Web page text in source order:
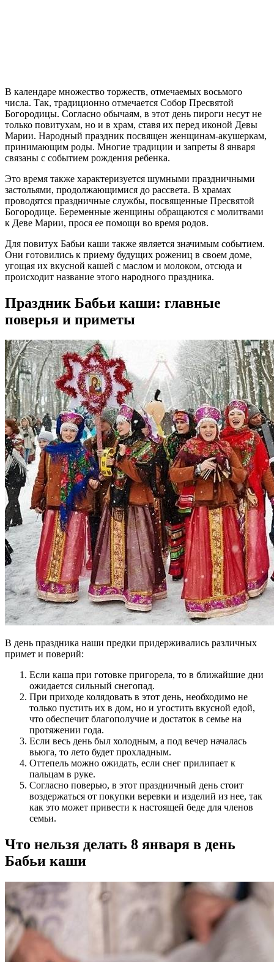
В календаре множество торжеств, отмечаемых восьмого
числа. Так, традиционно отмечается Собор Пресвятой
Богородицы. Согласно обычаям, в этот день пироги несут не
только повитухам, но и в храм, ставя их перед иконой Девы
Марии. Народный праздник посвящен женщинам-акушеркам,
принимающим роды. Многие традиции и запреты 8 января
связаны с событием рождения ребенка.
Это время также характеризуется шумными праздничными
застольями, продолжающимися до рассвета. В храмах
проводятся праздничные службы, посвященные Пресвятой
Богородице. Беременные женщины обращаются с молитвами
к Деве Марии, прося ее помощи во время родов.
Для повитух Бабьи каши также является значимым событием.
Они готовились к приему будущих рожениц в своем доме,
угощая их вкусной кашей с маслом и молоком, отсюда и
происходит название этого народного праздника.
Праздник Бабьи каши: главные
поверья и приметы
В день праздника наши предки придерживались различных
примет и поверий:
Если каша при готовке пригорела, то в ближайшие дни
ожидается сильный снегопад.
При приходе колядовать в этот день, необходимо не
только пустить их в дом, но и угостить вкусной едой,
что обеспечит благополучие и достаток в семье на
протяжении года.
Если весь день был холодным, а под вечер началась
вьюга, то лето будет прохладным.
Оттепель можно ожидать, если снег прилипает к
пальцам в руке.
Согласно поверью, в этот праздничный день стоит
воздержаться от покупки веревки и изделий из нее, так
как это может привести к настоящей беде для членов
семьи.
Что нельзя делать 8 января в день
Бабьи каши